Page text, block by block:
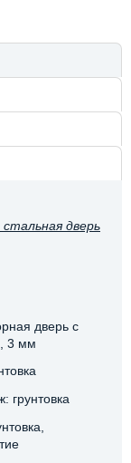
дверь
дверь с
3 мм
грунтовка